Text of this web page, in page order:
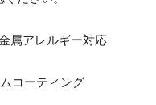
属アレルギー対応
コーティング